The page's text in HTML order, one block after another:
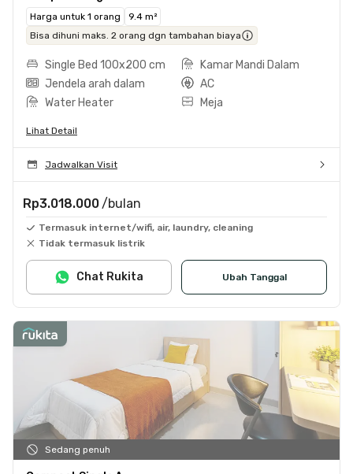
Harga untuk 1 orang
9.4 m²
Bisa dihuni maks. 2 orang dgn tambahan biaya
Single Bed 100x200 cm
Kamar Mandi Dalam
Jendela arah dalam
AC
Water Heater
Meja
Lihat Detail
Jadwalkan Visit
Rp3.018.000 /bulan
Termasuk internet/wifi, air, laundry, cleaning
Tidak termasuk listrik
Ubah Tanggal
Chat Rukita
Sedang penuh